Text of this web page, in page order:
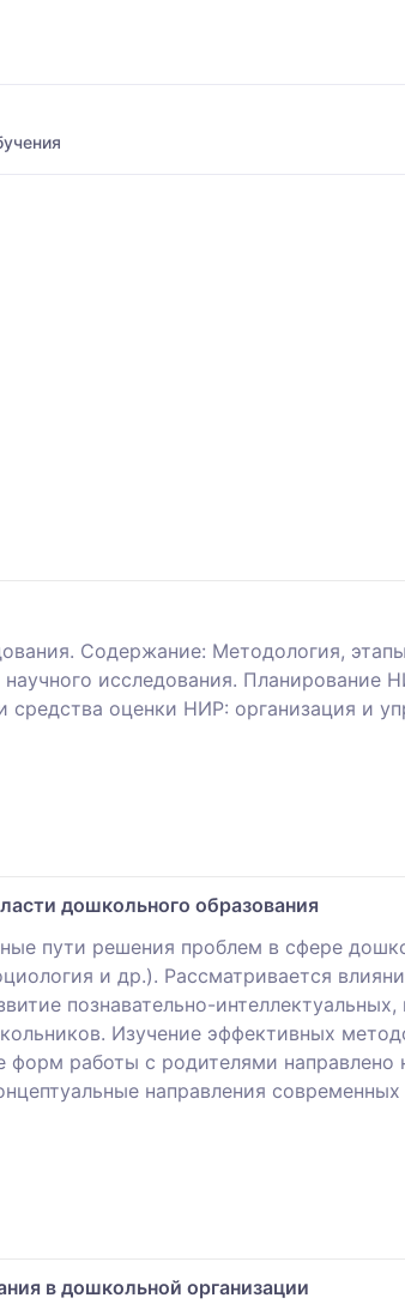
Содержание: Методология,
исследования. Планирование
оценки НИР: организация и
дошкольного образования
пути решения проблем в сфере
и др.). Рассматривается
познавательно-
Изучение эффективных
форм работы с родителями
направления
в дошкольной организации